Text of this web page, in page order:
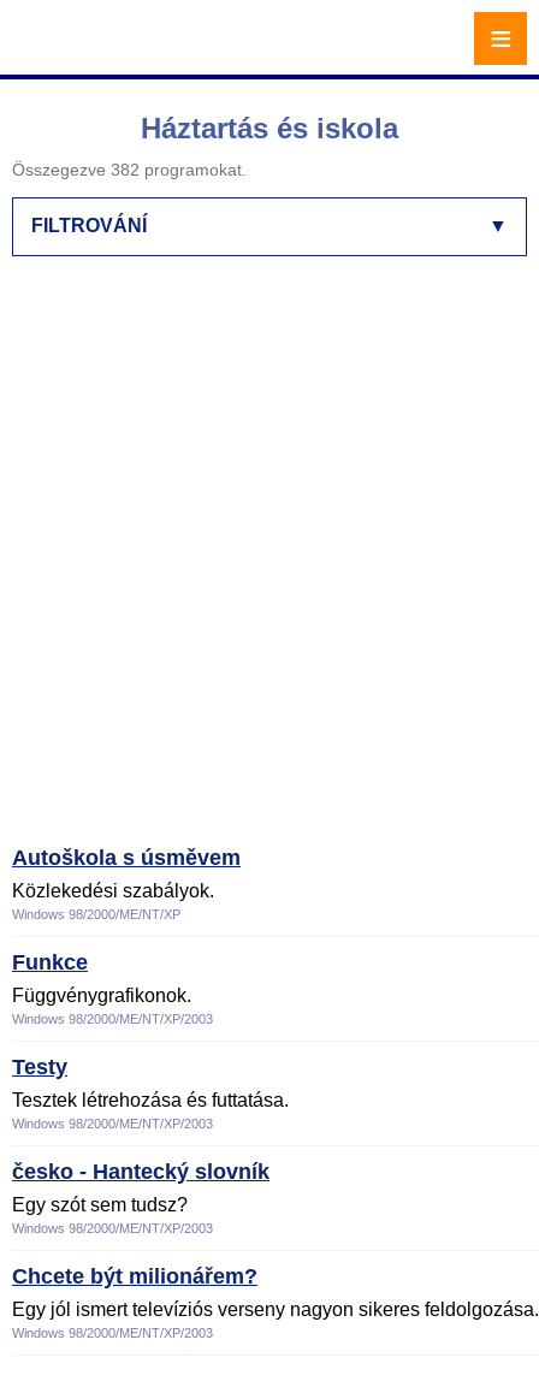
Háztartás és iskola
Összegezve 382 programokat.
▼
FILTROVÁNÍ
Autoškola s úsměvem
Közlekedési szabályok.
Windows 98/2000/ME/NT/XP
Funkce
Függvénygrafikonok.
Windows 98/2000/ME/NT/XP/2003
Testy
Tesztek létrehozása és futtatása.
Windows 98/2000/ME/NT/XP/2003
česko - Hantecký slovník
Egy szót sem tudsz?
Windows 98/2000/ME/NT/XP/2003
Chcete být milionářem?
Egy jól ismert televíziós verseny nagyon sikeres feldolgozása.
Windows 98/2000/ME/NT/XP/2003
≡